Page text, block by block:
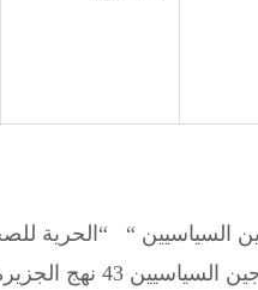
السياسيين “ “الحرية
السياسيين